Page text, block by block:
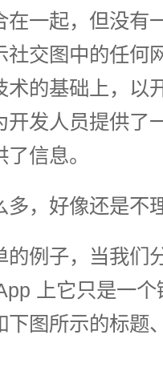
在一起，但没有
社交图中的任何
术的基础上，以
开发人员提供了
信息。
多，好像还是不
的例子，当我们
上它只是一
下图所示的标题